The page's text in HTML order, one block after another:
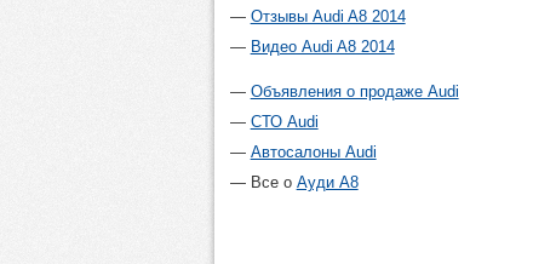
Отзывы Audi A8 2014
Видео Audi A8 2014
Объявления о продаже Audi
СТО Audi
Автосалоны Audi
Все о Ауди А8